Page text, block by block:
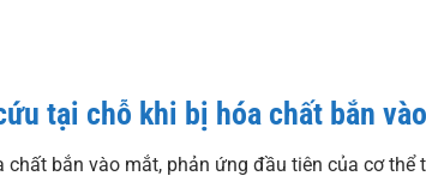
tại chỗ khi bị hóa chất bắn
chất bắn vào mắt, phản ứng đầu tiên của cơ